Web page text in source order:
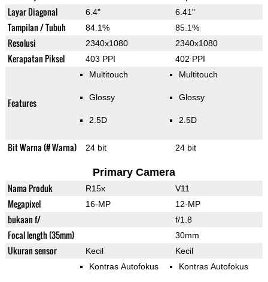
Layar Diagonal 6.4" 6.41"
Tampilan / Tubuh 84.1% 85.1%
Resolusi 2340x1080 2340x1080
Kerapatan Piksel 403 PPI 402 PPI
Features
Multitouch
Glossy
2.5D
Multitouch
Glossy
2.5D
Bit Warna (# Warna) 24 bit 24 bit
Primary Camera
Nama Produk R15x V11
Megapixel 16-MP 12-MP
bukaan f/ f/1.8
Focal length (35mm) 30mm
Ukuran sensor Kecil Kecil
Kontras Autofokus Kontras Autofokus